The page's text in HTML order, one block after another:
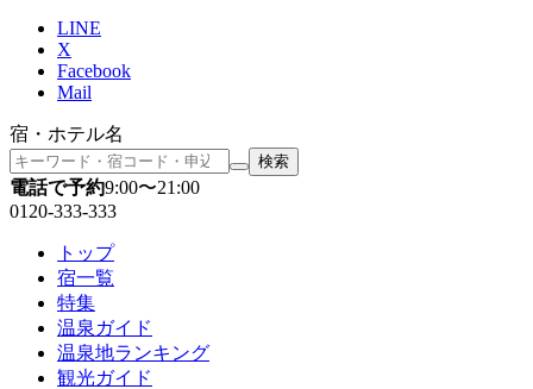
LINE
X
Facebook
Mail
宿・ホテル名
検索
電話で予約9:00〜21:00
0120-333-333
トップ
宿一覧
特集
温泉ガイド
温泉地ランキング
観光ガイド